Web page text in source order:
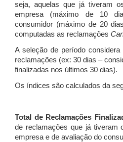
seja, aquelas que já tiveram
empresa (máximo de 10
consumidor (máximo de 20
computadas as reclamações
A seleção de período
reclamações (ex: 30 dias –
finalizadas nos últimos 30 dias).
Os índices são calculados da
Total de Reclamações
de reclamações que já tiveram
empresa e de avaliação do